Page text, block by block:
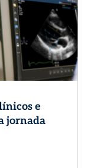
e
jornada